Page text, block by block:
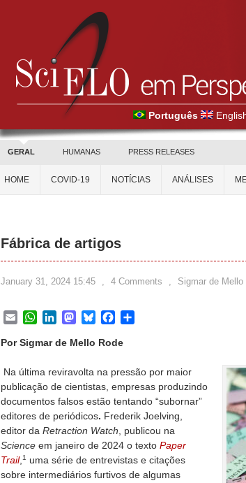
Português
GERAL HUMANAS PRESS RELEASES
HOME COVID-19 NOTÍCIAS ANÁLISES
Fábrica de artigos
January 31, 2024 15:45 , 4 Comments , Sigmar de Mello
EmailWhatsApp
LinkedInMastodon
BlueskyFacebook
Por Sigmar de Mello Rode
Na última reviravolta na pressão por maior
publicação de cientistas, empresas produzindo
documentos falsos estão tentando “subornar”
editores de periódicos. Frederik Joelving,
editor da Retraction Watch , publicou na
Science em janeiro de 2024 o texto Paper
Trail, 1
uma série de entrevistas e citações
sobre intermediários furtivos de algumas